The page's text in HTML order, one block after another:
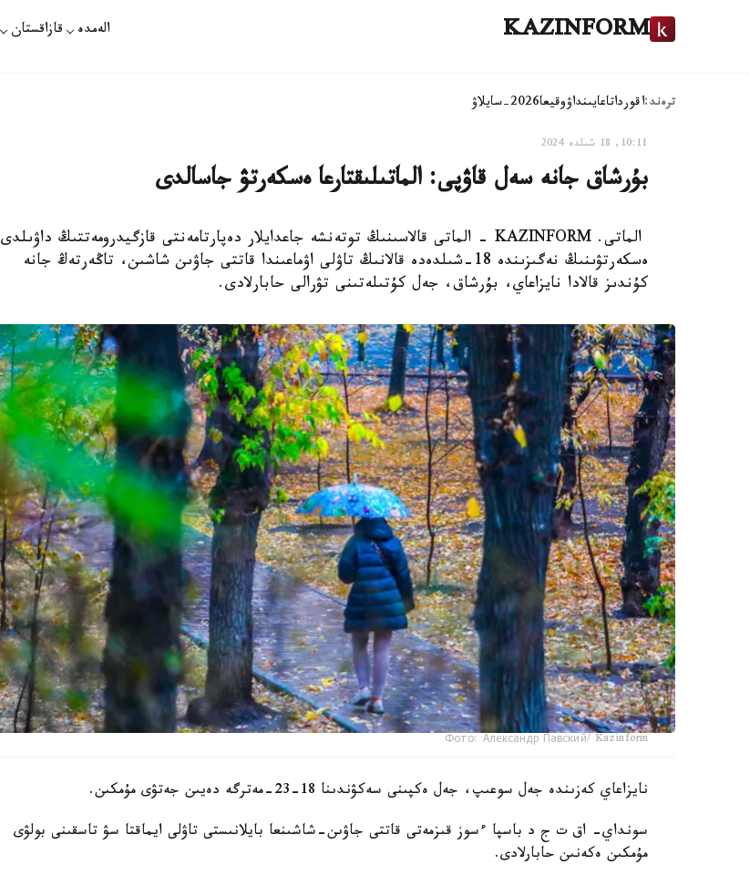
KAZINFORM الەمدە قازاقستان
ترەند:اقورداتاعايىنداۋوقيعا2026-سايلاۋ
10:11, 18 شىلدە 2024
بۇرشاق جانە سەل قاۋپى: الماتىلىقتارعا ەسكەرتۋ جاسالدى
الماتى. KAZINFORM - الماتى قالاسىنىڭ توتەنشە جاعدايلار دەپارتامەنتى قازگيدرومەتتىڭ داۋىلدى
ەسكەرتۋىنىڭ نەگىزىندە 18-شىلدەدە قالانىڭ تاۋلى اۋماعىندا قاتتى جاۋىن شاشىن، تاڭەرتەڭ جانە
كۇندىز قالادا نايزاعاي، بۇرشاق، جەل كۇتىلەتىنى تۋرالى حابارلادى.
Фото: Александр Павский/ Kazinform
نايزاعاي كەزىندە جەل سوعىپ، جەل ەكپىنى سەكۋندىنا 18-23-مەترگە دەيىن جەتۋى مۇمكىن.
سونداي- اق ت ج د باسپا ءسوز قىزمەتى قاتتى جاۋىن-شاشىنعا بايلانىستى تاۋلى ايماقتا سۋ تاسقىنى بولۋى
مۇمكىن ەكەنىن حابارلادى.